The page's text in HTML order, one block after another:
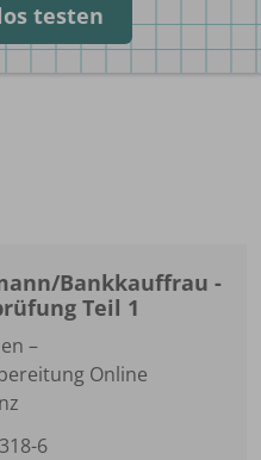
testen
Bankkauffrau -
Teil 1
–
Online
6